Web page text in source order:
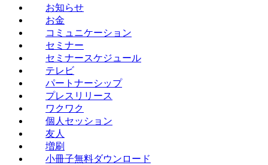
お知らせ
お金
コミュニケーション
セミナー
セミナースケジュール
テレビ
パートナーシップ
プレスリリース
ワクワク
個人セッション
友人
増刷
小冊子無料ダウンロード